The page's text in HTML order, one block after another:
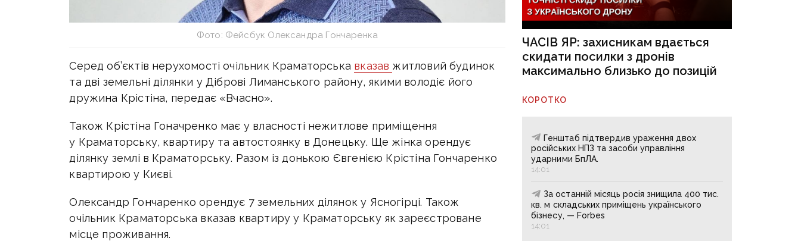
Фото: Фейсбук Олександра Гончаренка
Серед об’єктів нерухомості очільник Краматорська вказав житловий будинок
та дві земельні ділянки у Діброві Лиманського району, якими володіє його
дружина Крістіна, передає «Вчасно».
Також Крістіна Гоначренко має у власності нежитлове приміщення
у Краматорську, квартиру та автостоянку в Донецьку. Ще жінка орендує
ділянку землі в Краматорську. Разом із донькою Євгенією Крістіна Гончаренко
квартирою у Києві.
Олександр Гончаренко орендує 7 земельних ділянок у Ясногірці. Також
очільник Краматорська вказав квартиру у Краматорську як зареєстроване
місце проживання.
ЧАСІВ ЯР: захисникам вдається
скидати посилки з дронів
максимально близько до позицій
КОРОТКО
Генштаб підтвердив ураження двох
російських НПЗ та засоби управління
ударними БпЛА.
14:01
За останній місяць росія знищила 400 тис.
кв. м складських приміщень українського
бізнесу, — Forbes
14:01